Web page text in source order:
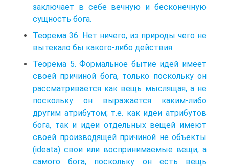
заключает в себе вечную и бесконечную
сущность бога.
Теорема 36. Нет ничего, из природы чего не
вытекало бы какого-либо действия.
Теорема 5. Формальное бытие идей имеет
своей причиной бога, только поскольку он
рассматривается как вещь мыслящая, а не
поскольку он выражается каким-либо
другим атрибутом; т.е. как идеи атрибутов
бога, так и идеи отдельных вещей имеют
своей производящей причиной не объекты
(ideata) свои или воспринимаемые вещи, а
самого бога, поскольку он есть вещь